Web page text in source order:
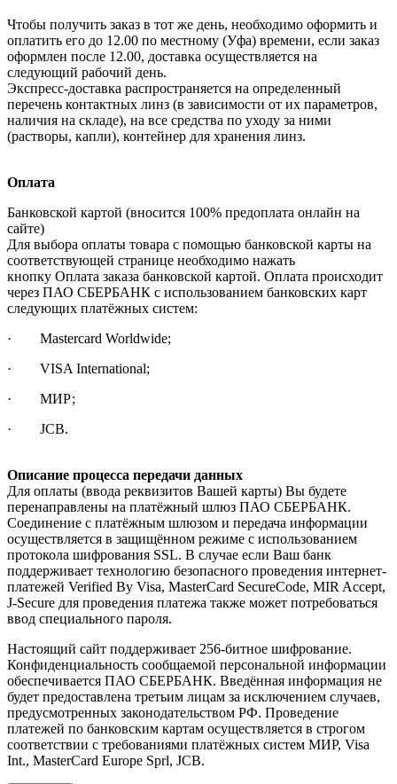
Чтобы получить заказ в тот же день, необходимо оформить и
оплатить его до 12.00 по местному (Уфа) времени, если заказ
оформлен после 12.00, доставка осуществляется на
следующий рабочий день.
Экспресс-доставка распространяется на определенный
перечень контактных линз (в зависимости от их параметров,
наличия на складе), на все средства по уходу за ними
(растворы, капли), контейнер для хранения линз.
Оплата
Банковской картой (вносится 100% предоплата онлайн на
сайте)
Для выбора оплаты товара с помощью банковской карты на
соответствующей странице необходимо нажать
кнопку Оплата заказа банковской картой. Оплата происходит
через ПАО СБЕРБАНК с использованием банковских карт
следующих платёжных систем:
· Mastercard Worldwide;
· VISA International;
· МИР;
· JCB.
Описание процесса передачи данных
Для оплаты (ввода реквизитов Вашей карты) Вы будете
перенаправлены на платёжный шлюз ПАО СБЕРБАНК.
Соединение с платёжным шлюзом и передача информации
осуществляется в защищённом режиме с использованием
протокола шифрования SSL. В случае если Ваш банк
поддерживает технологию безопасного проведения интернет-
платежей Verified By Visa, MasterCard SecureCode, MIR Accept,
J-Secure для проведения платежа также может потребоваться
ввод специального пароля.
Настоящий сайт поддерживает 256-битное шифрование.
Конфиденциальность сообщаемой персональной информации
обеспечивается ПАО СБЕРБАНК. Введённая информация не
будет предоставлена третьим лицам за исключением случаев,
предусмотренных законодательством РФ. Проведение
платежей по банковским картам осуществляется в строгом
соответствии с требованиями платёжных систем МИР, Visa
Int., MasterCard Europe Sprl, JCB.